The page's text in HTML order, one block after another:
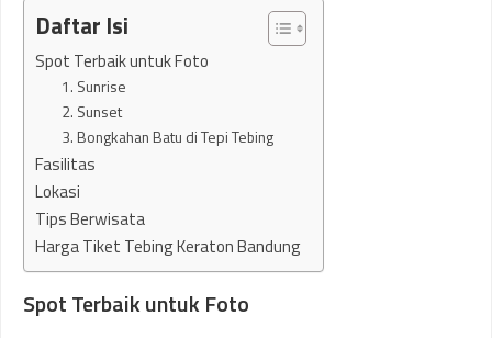
Daftar Isi
Spot Terbaik untuk Foto
1. Sunrise
2. Sunset
3. Bongkahan Batu di Tepi Tebing
Fasilitas
Lokasi
Tips Berwisata
Harga Tiket Tebing Keraton Bandung
Spot Terbaik untuk Foto